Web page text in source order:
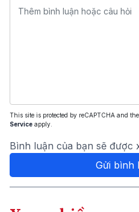
This site is protected by reCAPTCHA and
Service apply.
Bình luận của bạn sẽ được
Gửi bình